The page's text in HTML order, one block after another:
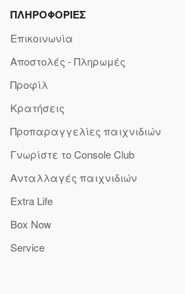
ΠΛΗΡΟΦΟΡΙΕΣ
Επικοινωνία
Αποστολές - Πληρωμές
Προφίλ
Κρατήσεις
Προπαραγγελίες παιχνιδιών
Γνωρίστε το Console Club
Ανταλλαγές παιχνιδιών
Extra Life
Box Now
Service